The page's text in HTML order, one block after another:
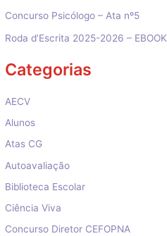
Concurso Psicólogo – Ata nº5
Roda d’Escrita 2025-2026 – EBOOK
Categorias
AECV
Alunos
Atas CG
Autoavaliação
Biblioteca Escolar
Ciência Viva
Concurso Diretor CEFOPNA